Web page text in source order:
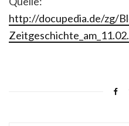
http://docupedia.de/zg/